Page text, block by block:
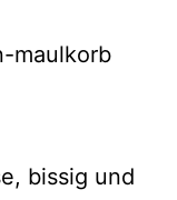
bissig und